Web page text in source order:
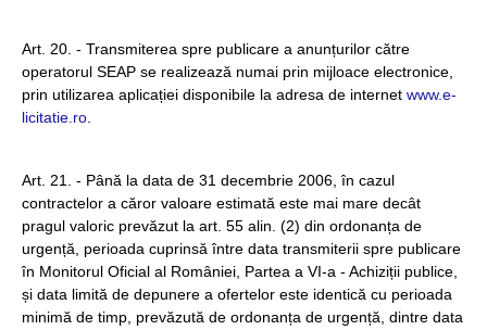
Art. 20. - Transmiterea spre publicare a anunțurilor către
operatorul SEAP se realizează numai prin mijloace electronice,
prin utilizarea aplicației disponibile la adresa de internet www.e-
licitatie.ro
Art. 21. - Până la data de 31 decembrie 2006, în cazul
contractelor a căror valoare estimată este mai mare decât
pragul valoric prevăzut la art. 55 alin. (2) din ordonanța de
urgență, perioada cuprinsă între data transmiterii spre publicare
în Monitorul Oficial al României, Partea a VI-a - Achiziții publice,
și data limită de depunere a ofertelor este identică cu perioada
minimă de timp, prevăzută de ordonanța de urgență, dintre data